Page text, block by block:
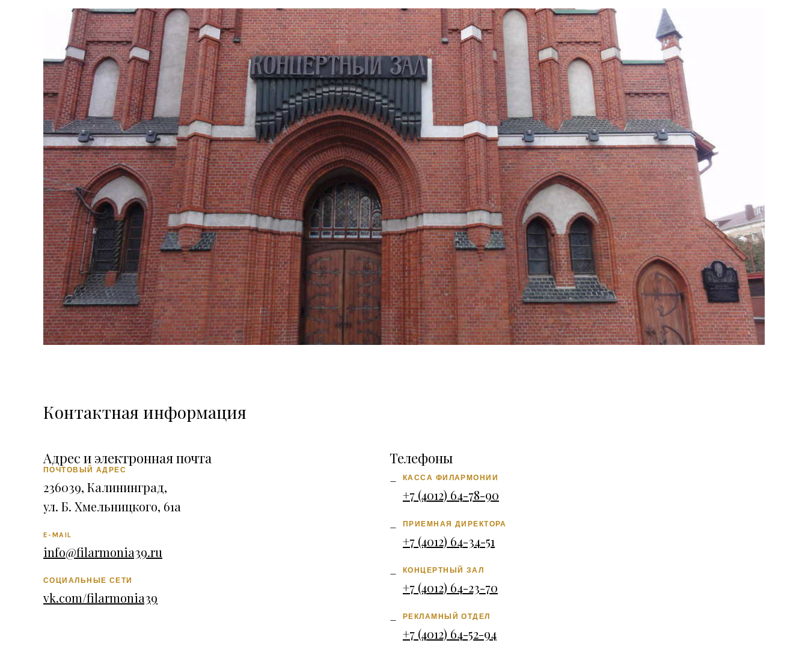
Контактная информация
Адрес и электронная почта
ПОЧТОВЫЙ АДРЕС
236039, Калининград,
ул. Б. Хмельницкого, 61а
E-MAIL
info@filarmonia39.ru
СОЦИАЛЬНЫЕ СЕТИ
vk.com/filarmonia39
Телефоны
КАССА ФИЛАРМОНИИ
+7 (4012) 64-78-90
ПРИЕМНАЯ ДИРЕКТОРА
+7 (4012) 64-34-51
КОНЦЕРТНЫЙ ЗАЛ
+7 (4012) 64-23-70
РЕКЛАМНЫЙ ОТДЕЛ
+7 (4012) 64-52-94